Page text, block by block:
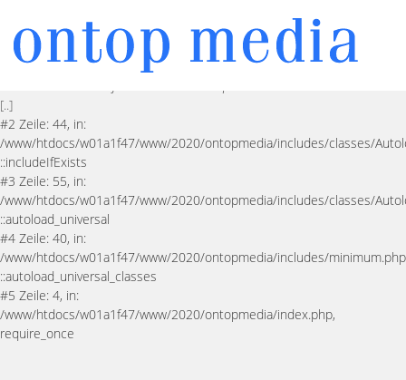
in Zeile 40 in der Datei
/www/htdocs/w01a1f47/www/2020/ontopmedia/includes/classes/
Fehlerquelle: In Zeile90
der Datei
[..]
#2 Zeile: 44, in:
/www/htdocs/w01a1f47/www/2020/ontopmedia/includes/classes/
::includeIfExists
#3 Zeile: 55, in:
/www/htdocs/w01a1f47/www/2020/ontopmedia/includes/classes/
::autoload_universal
#4 Zeile: 40, in:
/www/htdocs/w01a1f47/www/2020/ontopmedia/includes/
::autoload_universal_classes
#5 Zeile: 4, in:
/www/htdocs/w01a1f47/www/2020/ontopmedia/index.php,
require_once